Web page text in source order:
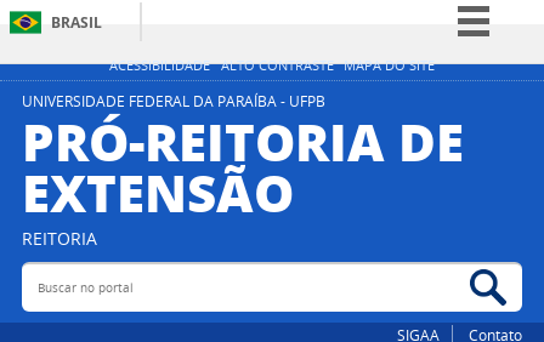
ACESSIBILIDADE ALTO CONTRASTE MAPA DO SITE
BRASIL
Simplifique!
Participe
UNIVERSIDADE FEDERAL DA PARAÍBA - UFPB
PRÓ-REITORIA DE
EXTENSÃO
REITORIA
Buscar no portal
SIGAA Contato